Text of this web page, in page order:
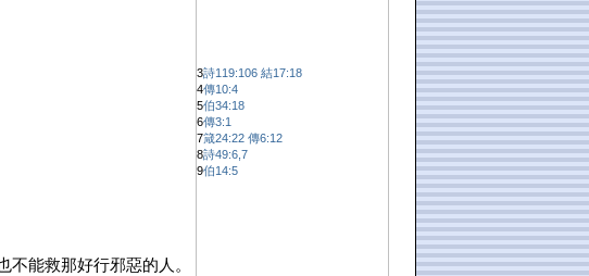
能救那好行邪惡的人。
3詩119:106 結17:18
4傳10:4
5伯34:18
6傳3:1
7箴24:22 傳6:12
8詩49:6,7
9伯14:5